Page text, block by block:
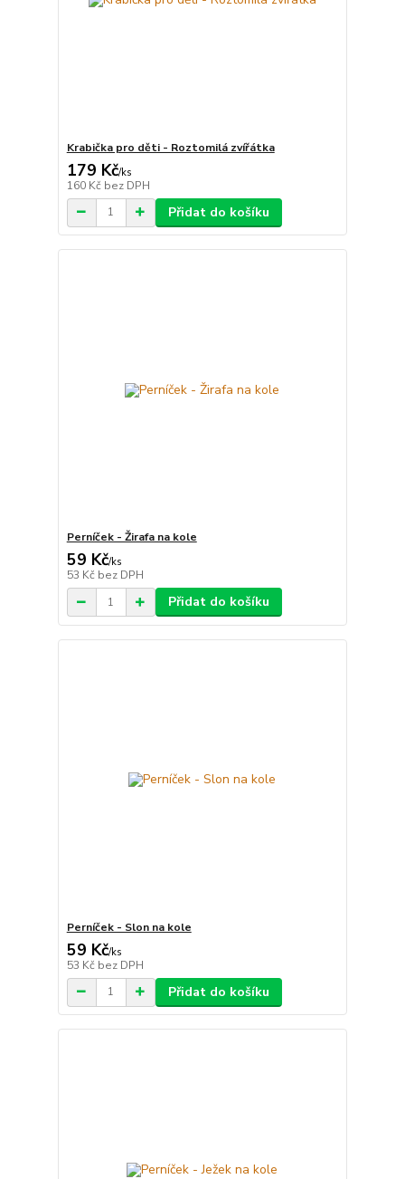
Krabička pro děti - Roztomilá zvířátka
179 Kč/ks
160 Kč bez DPH
Přidat do košíku
Perníček - Žirafa na kole
59 Kč/ks
53 Kč bez DPH
Přidat do košíku
Perníček - Slon na kole
59 Kč/ks
53 Kč bez DPH
Přidat do košíku